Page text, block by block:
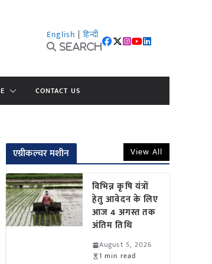
English | हिन्दी
Search
CONTACT US
एग्रीकल्चर मशीन View All
विभिन्न कृषि यंत्रों
हेतु आवेदन के लिए
आज 4 अगस्त तक
अंतिम तिथि
August 5, 2026
1 min read